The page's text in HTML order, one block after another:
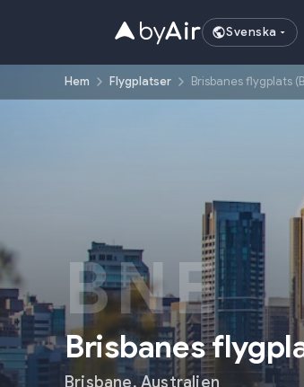
Svenska
Hem Flygplatser Brisbanes flygplats
BNE
Brisbanes
Brisbane,Australien